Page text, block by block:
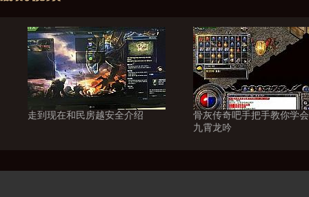
走到现在和民房越安全介绍
骨灰传奇吧手把手教你学
九霄龙吟